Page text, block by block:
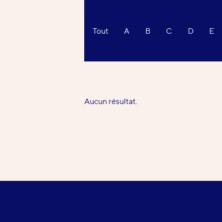
Tout A B C D E
Aucun résultat.